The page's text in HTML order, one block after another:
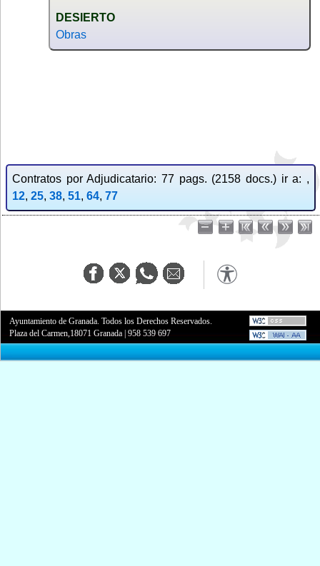
DESIERTO
Obras
Contratos por Adjudicatario: 77 pags. (2158 docs.) ir a: ,
12, 25, 38, 51, 64, 77
Ayuntamiento de Granada. Todos los Derechos Reservados.
Plaza del Carmen,18071 Granada |958 539 697